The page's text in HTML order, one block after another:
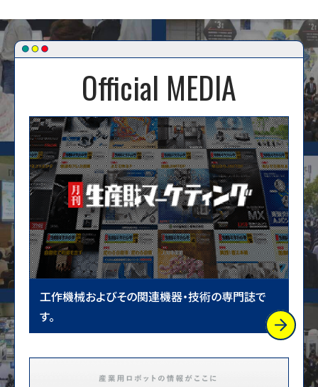
Official MEDIA
工作機械およびその関連機器・技術の専門誌で
す。